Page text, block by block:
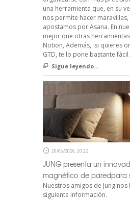
una herramienta que, en su
nos permite hacer
apostamos por Asana. En
mejor que otras
Notion, Además, si quieres
GTD, te lo pone bastante fácil.
Sigue leyendo...
20/06/2026, 20:22
JUNG presenta un
magnético de paredpara
Nuestros amigos de Jung nos
siguiente información.